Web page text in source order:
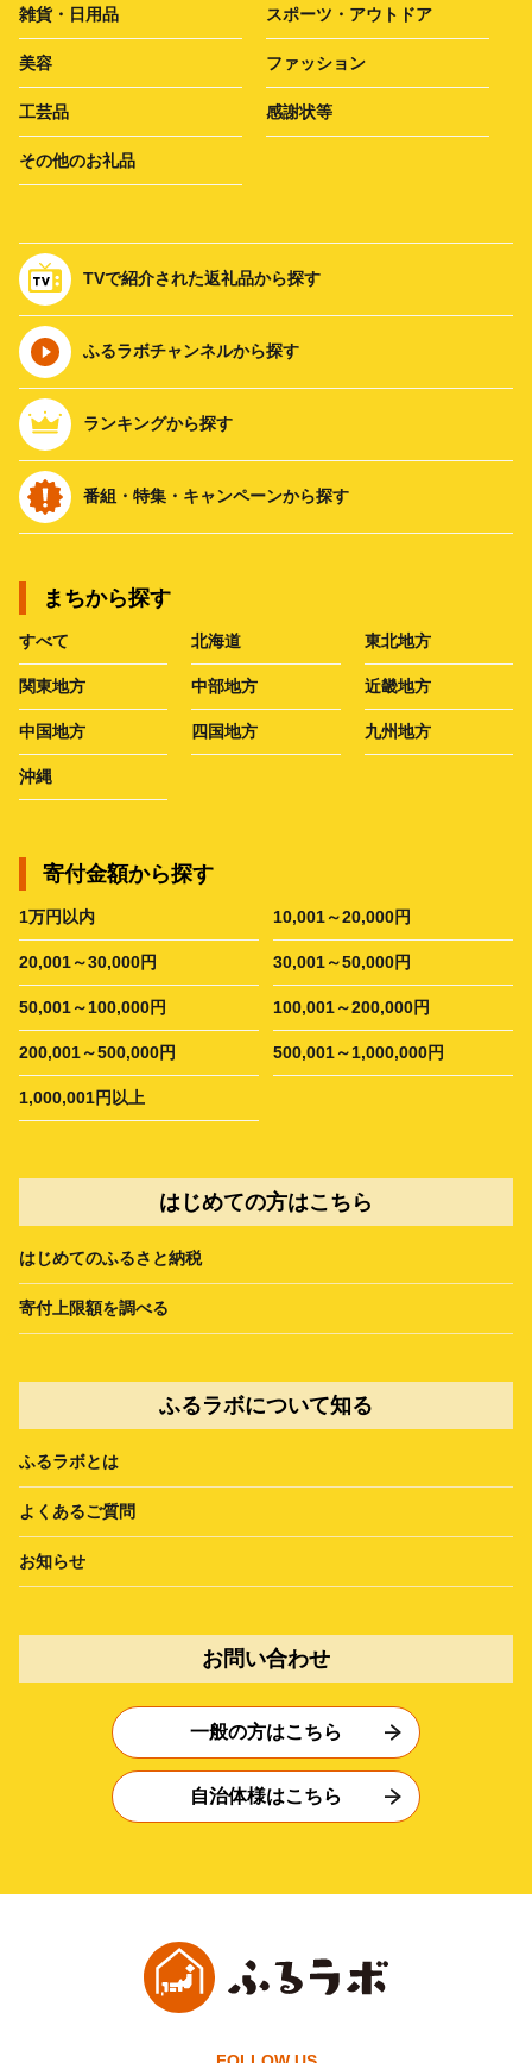
雑貨・日用品 スポーツ・アウトドア
美容 ファッション
工芸品 感謝状等
その他のお礼品
TVで紹介された返礼品から探す
ふるラボチャンネルから探す
ランキングから探す
番組・特集・キャンペーンから探す
まちから探す
すべて 北海道 東北地方
関東地方 中部地方 近畿地方
中国地方 四国地方 九州地方
沖縄
寄付金額から探す
1万円以内 10,001～20,000円
20,001～30,000円 30,001～50,000円
50,001～100,000円 100,001～200,000円
200,001～500,000円 500,001～1,000,000円
1,000,001円以上
はじめての方はこちら
はじめてのふるさと納税
寄付上限額を調べる
ふるラボについて知る
ふるラボとは
よくあるご質問
お知らせ
お問い合わせ
一般の方はこちら
自治体様はこちら